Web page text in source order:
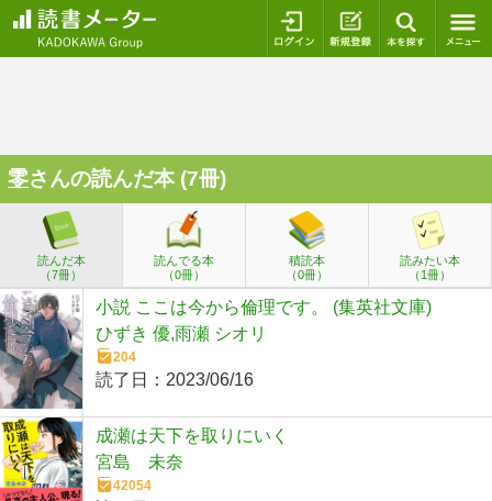
ログイン 新規登録
零さんの読んだ本 (7冊)
読んだ本
（7冊）
読んでる本
（0冊）
積読本
（0冊）
読みたい本
（1冊）
小説 ここは今から倫理です。 (集英社文庫)
ひずき 優,雨瀬 シオリ
204
読了日： 2023/06/16
成瀬は天下を取りにいく
宮島 未奈
42054